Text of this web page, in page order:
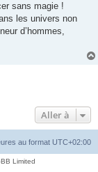
sans magie !
les univers non
d’hommes,
Aller à
au format UTC+02:00
Limited